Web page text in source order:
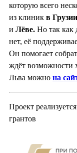
которую всего
из клиник в Грузии
и Лёве. Но так как
нет, её
Он помогает
ждёт возможности
Льва можно на
Проект
грантов